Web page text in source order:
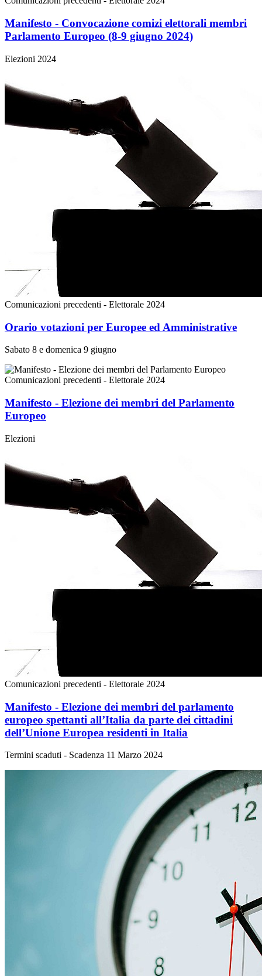
Manifesto - Convocazione comizi elettorali membri
Parlamento Europeo (8-9 giugno 2024)
Elezioni 2024
Comunicazioni precedenti - Elettorale 2024
Orario votazioni per Europee ed Amministrative
Sabato 8 e domenica 9 giugno
Comunicazioni precedenti - Elettorale 2024
Manifesto - Elezione dei membri del Parlamento
Europeo
Elezioni
Comunicazioni precedenti - Elettorale 2024
Manifesto - Elezione dei membri del parlamento
europeo spettanti all’Italia da parte dei cittadini
dell’Unione Europea residenti in Italia
Termini scaduti - Scadenza 11 Marzo 2024